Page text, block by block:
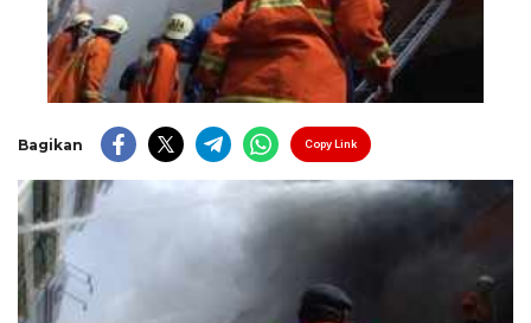
Bagikan Copy Link